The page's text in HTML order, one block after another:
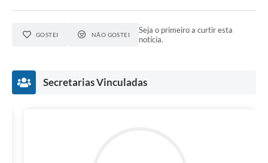
GOSTEI NÃO GOSTEI
Seja o primeiro a curtir esta
notícia.
Secretarias Vinculadas